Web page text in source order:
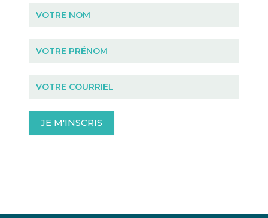
Infolettre
JE M'INSCRIS